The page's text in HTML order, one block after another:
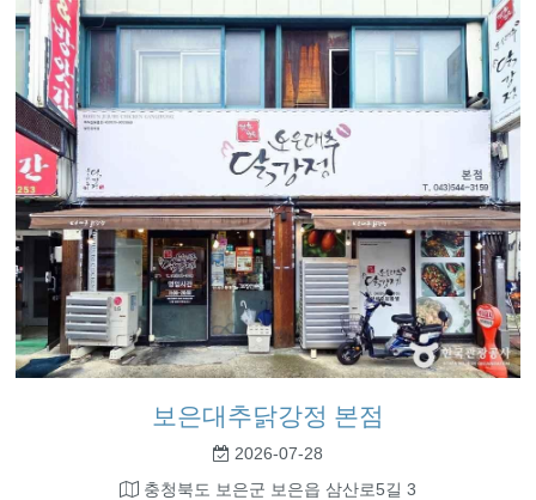
보은대추닭강정 본점
2026-07-28
충청북도 보은군 보은읍 삼산로5길 3